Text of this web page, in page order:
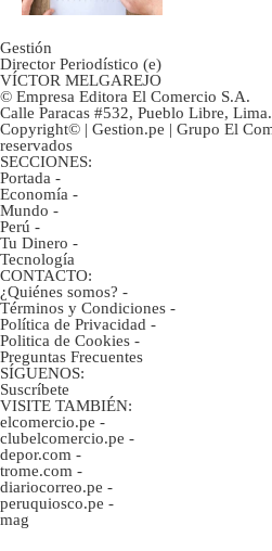
Gestión
Director Periodístico (e)
VÍCTOR MELGAREJO
© Empresa Editora El Comercio S.A.
Calle Paracas #532, Pueblo Libre, Lima.
Copyright© | Gestion.pe | Grupo El
reservados
SECCIONES:
Portada -
Economía -
Mundo -
Perú -
Tu Dinero -
Tecnología
CONTACTO:
¿Quiénes somos? -
Términos y Condiciones -
Política de Privacidad -
Politica de Cookies -
Preguntas Frecuentes
SÍGUENOS:
Suscríbete
VISITE TAMBIÉN:
elcomercio.pe -
clubelcomercio.pe -
depor.com -
trome.com -
diariocorreo.pe -
peruquiosco.pe -
mag